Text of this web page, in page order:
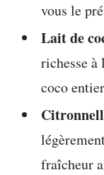
vous le
Lait de
richesse à
coco
fraîcheur